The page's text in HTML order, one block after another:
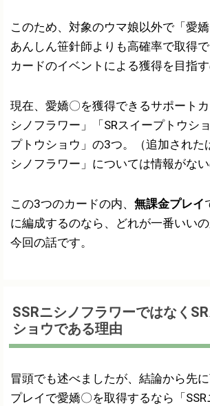
このため、対象のウマ娘以外で「愛嬌
あんしん笹針師よりも高確率で取得
カードのイベントによる獲得を目指す
現在、愛嬌〇を獲得できるサポート
シノフラワー」「SRスイープトウシ
プトウショウ」の3つ。（追加された
シノフラワー」については情報がない
この3つのカードの内、 無課金プレイ
に編成するのなら、どれが一番いい
今回の話です。
SSRニシノフラワーではなく
ショウである理由
冒頭でも述べましたが、結論から先
プレイで愛嬌〇を取得するなら「